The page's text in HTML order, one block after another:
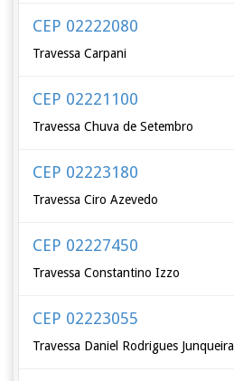
CEP 02222080
Travessa Carpani
CEP 02221100
Travessa Chuva de Setembro
CEP 02223180
Travessa Ciro Azevedo
CEP 02227450
Travessa Constantino Izzo
CEP 02223055
Travessa Daniel Rodrigues Junqueira